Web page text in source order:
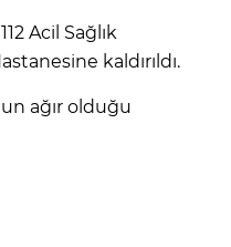
Acil Sağlık
kaldırıldı.
ağır olduğu